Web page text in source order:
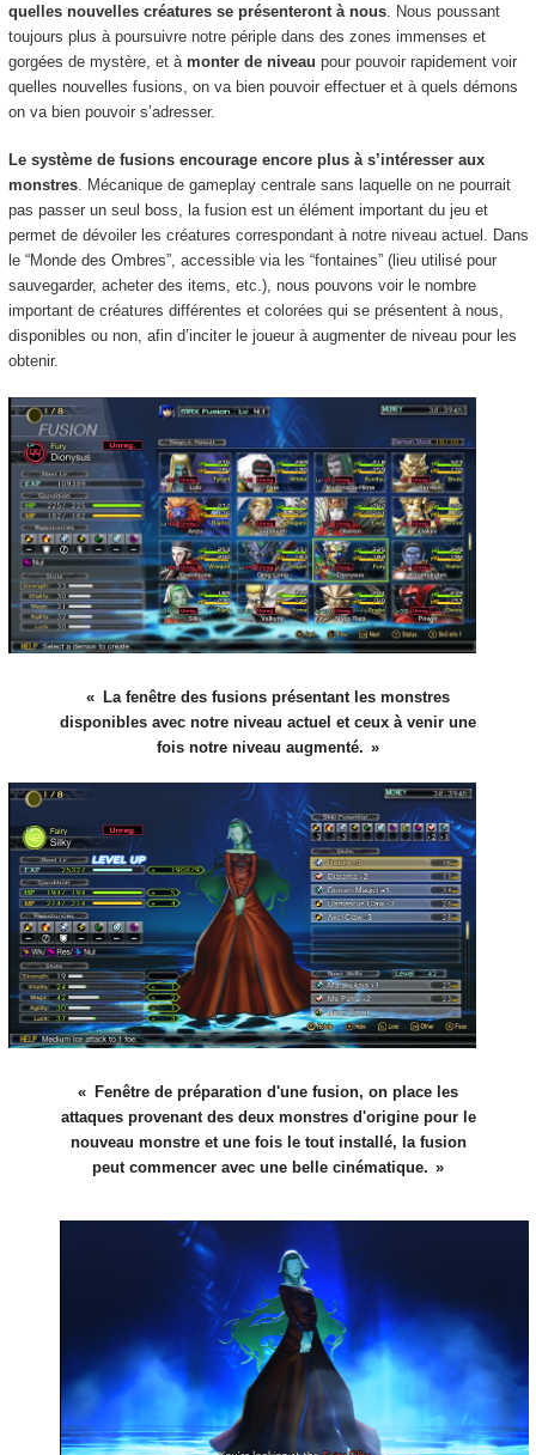
quelles nouvelles créatures se présenteront à nous. Nous poussant
toujours plus à poursuivre notre périple dans des zones immenses et
gorgées de mystère, et à monter de niveau pour pouvoir rapidement voir
quelles nouvelles fusions, on va bien pouvoir effectuer et à quels démons
on va bien pouvoir s’adresser.
Le système de fusions encourage encore plus à s’intéresser aux
monstres. Mécanique de gameplay centrale sans laquelle on ne pourrait
pas passer un seul boss, la fusion est un élément important du jeu et
permet de dévoiler les créatures correspondant à notre niveau actuel. Dans
le “Monde des Ombres”, accessible via les “fontaines” (lieu utilisé pour
sauvegarder, acheter des items, etc.), nous pouvons voir le nombre
important de créatures différentes et colorées qui se présentent à nous,
disponibles ou non, afin d’inciter le joueur à augmenter de niveau pour les
obtenir.
La fenêtre des fusions présentant les monstres
disponibles avec notre niveau actuel et ceux à venir une
fois notre niveau augmenté.
Fenêtre de préparation d'une fusion, on place les
attaques provenant des deux monstres d'origine pour le
nouveau monstre et une fois le tout installé, la fusion
peut commencer avec une belle cinématique.